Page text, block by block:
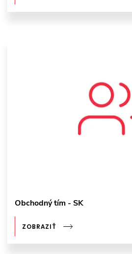
Obchodný tím - SK
ZOBRAZIŤ